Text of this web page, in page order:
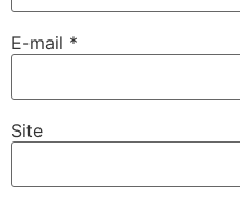
E-mail *
Site